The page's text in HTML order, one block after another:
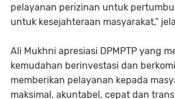
pelayanan perizinan untuk
untuk kesejahteraan masyarakat,”
Ali Mukhni apresiasi DPMPTP yang
kemudahan berinvestasi dan
memberikan pelayanan kepada
maksimal, akuntabel, cepat dan